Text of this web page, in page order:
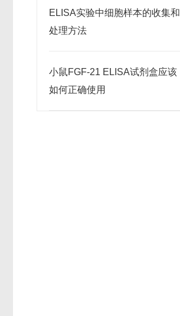
ELISA实验中细胞样本的收集和
处理方法
小鼠FGF-21 ELISA试剂盒应该
如何正确使用